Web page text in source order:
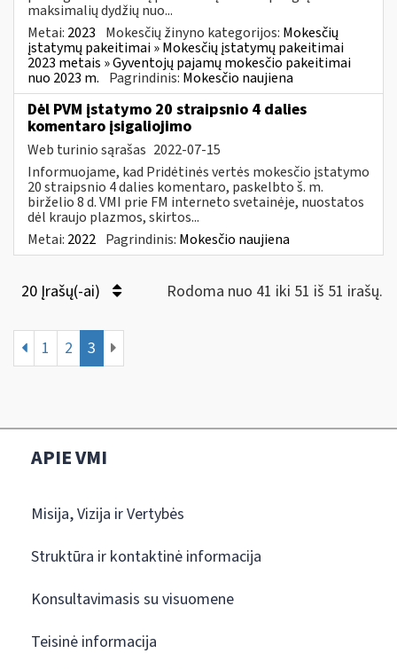
maksimalių dydžių nuo...
Metai: 2023 Mokesčių žinyno kategorijos: Mokesčių
įstatymų pakeitimai » Mokesčių įstatymų pakeitimai
2023 metais » Gyventojų pajamų mokesčio pakeitimai
nuo 2023 m. Pagrindinis: Mokesčio naujiena
Dėl PVM įstatymo 20 straipsnio 4 dalies
komentaro įsigaliojimo
Web turinio sąrašas 2022-07-15
Informuojame, kad Pridėtinės vertės mokesčio įstatymo
20 straipsnio 4 dalies komentaro, paskelbto š. m.
birželio 8 d. VMI prie FM interneto svetainėje, nuostatos
dėl kraujo plazmos, skirtos...
Metai: 2022 Pagrindinis: Mokesčio naujiena
20 Įrašų(-ai) Rodoma nuo 41 iki 51 iš 51 irašų.
1 2 3
APIE VMI
Misija, Vizija ir Vertybės
Struktūra ir kontaktinė informacija
Konsultavimasis su visuomene
Teisinė informacija